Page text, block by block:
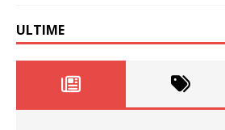
ULTIME